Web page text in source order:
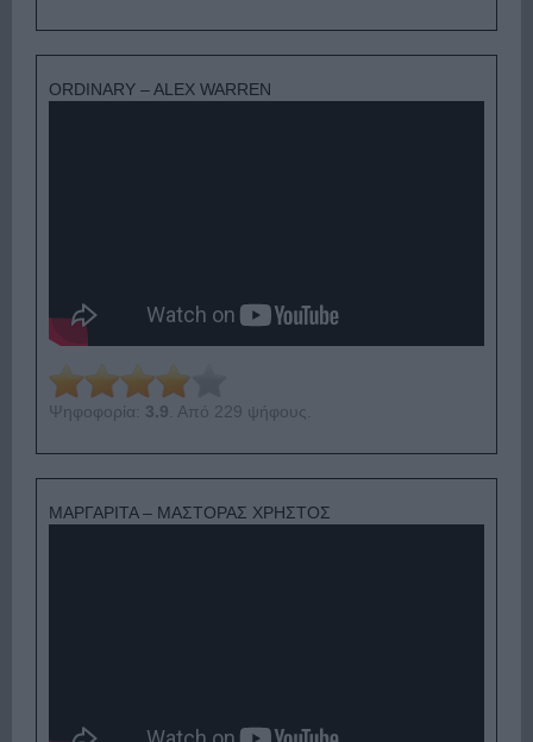
ORDINARY – ALEX WARREN
Ψηφοφορία: 3.9 . Από 229 ψήφους.
ΜΑΡΓΑΡΙΤΑ – ΜΑΣΤΟΡΑΣ ΧΡΗΣΤΟΣ